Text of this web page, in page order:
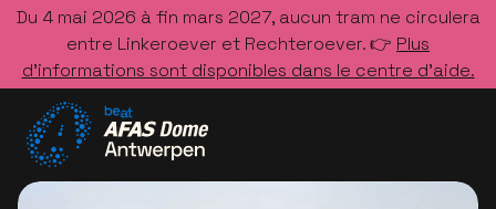
Du 4 mai 2026 à fin mars 2027, aucun tram ne circulera
entre Linkeroever et Rechteroever. 👉 Plus
d’informations sont disponibles dans le centre d’aide.
Allez à la page d'accueil